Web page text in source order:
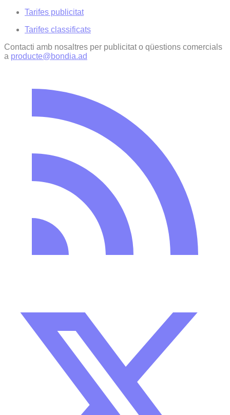
Tarifes publicitat
Tarifes classificats
Contacti amb nosaltres per publicitat o qüestions comercials
a producte@bondia.ad